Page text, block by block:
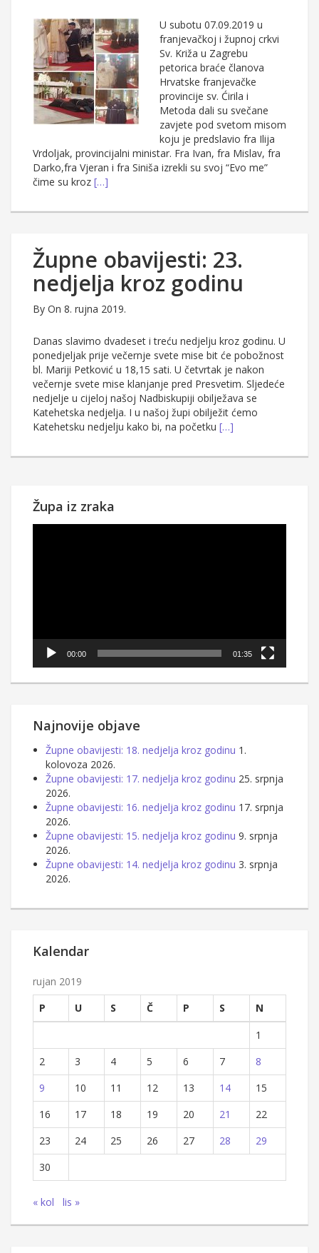
U subotu 07.09.2019 u
franjevačkoj i župnoj crkvi
Sv. Križa u Zagrebu
petorica braće članova
Hrvatske franjevačke
provincije sv. Ćirila i
Metoda dali su svečane
zavjete pod svetom misom
koju je predslavio fra Ilija
Vrdoljak, provincijalni ministar. Fra Ivan, fra Mislav, fra
Darko,fra Vjeran i fra Siniša izrekli su svoj “Evo me”
čime su kroz […]
Župne obavijesti: 23.
nedjelja kroz godinu
By On 8. rujna 2019.
Danas slavimo dvadeset i treću nedjelju kroz godinu. U
ponedjeljak prije večernje svete mise bit će pobožnost
bl. Mariji Petković u 18,15 sati. U četvrtak je nakon
večernje svete mise klanjanje pred Presvetim. Sljedeće
nedjelje u cijeloj našoj Nadbiskupiji obilježava se
Katehetska nedjelja. I u našoj župi obilježit ćemo
Katehetsku nedjelju kako bi, na početku […]
Župa iz zraka
00:00 01:35
Najnovije objave
Župne obavijesti: 18. nedjelja kroz godinu 1.
kolovoza 2026.
Župne obavijesti: 17. nedjelja kroz godinu 25. srpnja
2026.
Župne obavijesti: 16. nedjelja kroz godinu 17. srpnja
2026.
Župne obavijesti: 15. nedjelja kroz godinu 9. srpnja
2026.
Župne obavijesti: 14. nedjelja kroz godinu 3. srpnja
2026.
Kalendar
rujan 2019
P
U S Č P S
N
1
2
3 4 5 6 7
8
9
10 11 12 13 14
15
16
17 18 19 20 21
22
23
24 25 26 27 28
29
30
« kol lis »